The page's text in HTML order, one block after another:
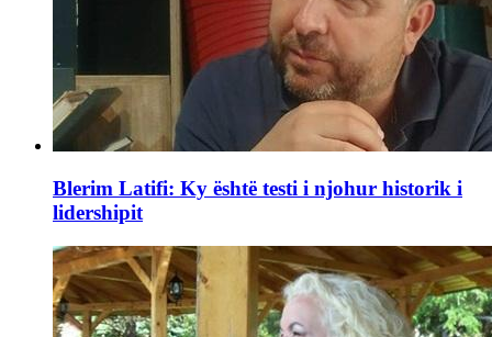
Blerim Latifi: Ky është testi i njohur historik i
lidershipit